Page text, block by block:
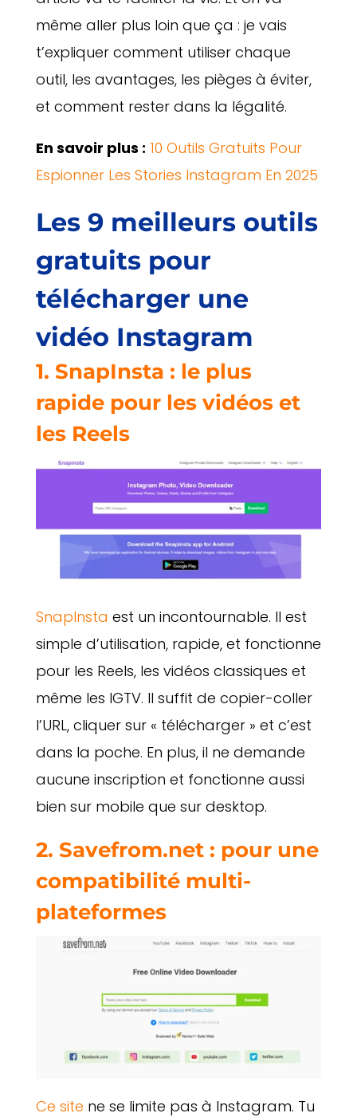
même aller plus loin que ça : je vais
t’expliquer comment utiliser chaque
outil, les avantages, les pièges à éviter,
et comment rester dans la légalité.
En savoir plus : 10 Outils Gratuits Pour
Espionner Les Stories Instagram En 2025
Les 9 meilleurs outils
gratuits pour
télécharger une
vidéo Instagram
1. SnapInsta : le plus
rapide pour les vidéos et
les Reels
SnapInsta est un incontournable. Il est
simple d’utilisation, rapide, et fonctionne
pour les Reels, les vidéos classiques et
même les IGTV. Il suffit de copier-coller
l’URL, cliquer sur « télécharger » et c’est
dans la poche. En plus, il ne demande
aucune inscription et fonctionne aussi
bien sur mobile que sur desktop.
2. Savefrom.net : pour une
compatibilité multi-
plateformes
Ce site ne se limite pas à Instagram. Tu